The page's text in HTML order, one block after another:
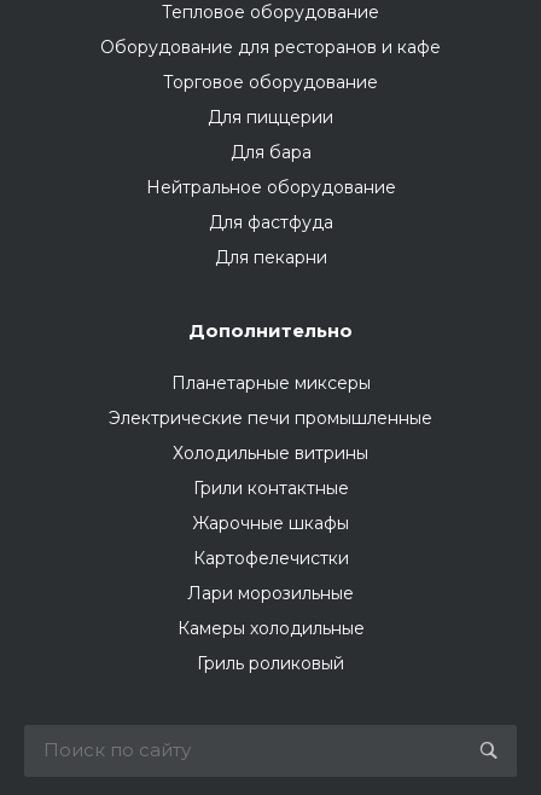
Тепловое оборудование
Оборудование для ресторанов и кафе
Торговое оборудование
Для пиццерии
Для бара
Нейтральное оборудование
Для фастфуда
Для пекарни
Дополнительно
Планетарные миксеры
Электрические печи промышленные
Холодильные витрины
Грили контактные
Жарочные шкафы
Картофелечистки
Лари морозильные
Камеры холодильные
Гриль роликовый